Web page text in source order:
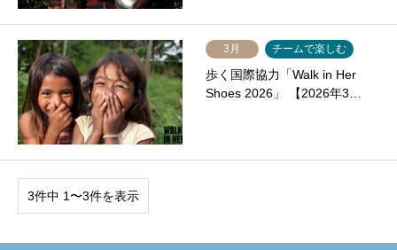
3月 チームで楽しむ
歩く国際協力「Walk in Her
Shoes 2026」 【2026年3…
3件中 1〜3件を表示